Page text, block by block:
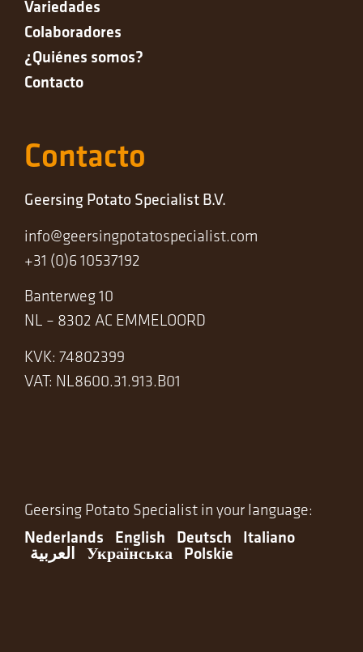
Variedades
Colaboradores
¿Quiénes somos?
Contacto
Contacto
Geersing Potato Specialist B.V.
info@geersingpotatospecialist.com
+31 (0)6 10537192
Banterweg 10
NL – 8302 AC EMMELOORD
KVK: 74802399
VAT: NL8600.31.913.B01
Geersing Potato Specialist in your language:
Nederlands English Deutsch Italiano
العربية Українська Polskie